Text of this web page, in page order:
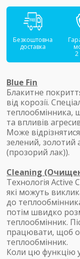
Безкоштовна
доставка
2
Blue Fin
Блакитне
від корозії.
теплообмінника,
та впливів
Може
зелений, золотий
(прозорий лак)).
Cleaning
Технологія Active
які можуть
до
потім швидко
теплообмінник.
працювати, щоб
теплообмінник.
Коли цю функцію